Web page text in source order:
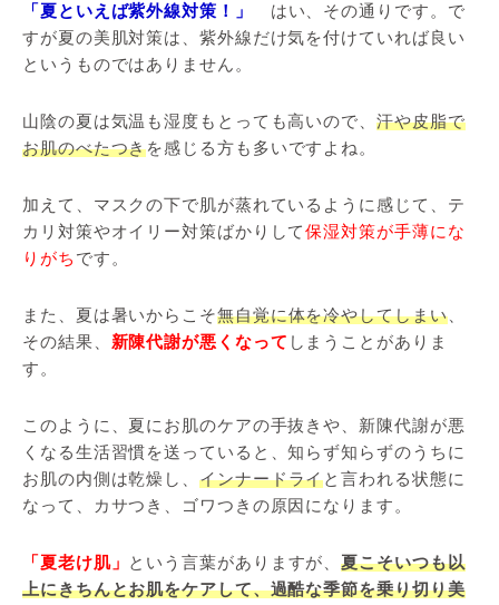
「夏といえば紫外線対策！」
はい、その通りです。で
すが夏の美肌対策は、紫外線だけ気を付けていれば良い
というものではありません。
山陰の夏は気温も湿度もとっても高いので、 汗や皮脂で
お肌のべたつきを感じる方も多いですよね。
加えて、マスクの下で肌が蒸れているように感じて、テ
カリ対策やオイリー対策ばかりして保湿対策が手薄にな
りがち です。
また、夏は暑いからこそ無自覚に体を冷やしてしまい、
その結果、 新陳代謝が悪くなって しまうことがありま
す。
このように、夏にお肌のケアの手抜きや、新陳代謝が悪
くなる生活習慣を送っていると、知らず知らずのうちに
お肌の内側は乾燥し、 インナードライと言われる状態に
なって、カサつき、ゴワつきの原因になります。
「夏老け肌」 という言葉がありますが、夏こそいつも以
上にきちんとお肌をケアして、過酷な季節を乗り切り美